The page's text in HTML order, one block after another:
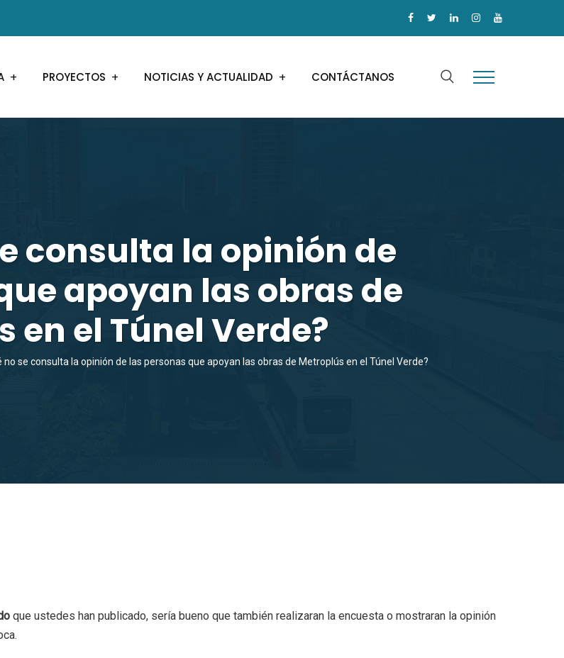
PROYECTOS NOTICIAS Y ACTUALIDAD CONTÁCTANOS
consulta la opinión de
apoyan las obras de
en el Túnel Verde?
no se consulta la opinión de las personas que apoyan las obras de Metroplús en el Túnel Verde?
que ustedes han publicado, sería bueno que también realizaran la encuesta o mostraran la opinión